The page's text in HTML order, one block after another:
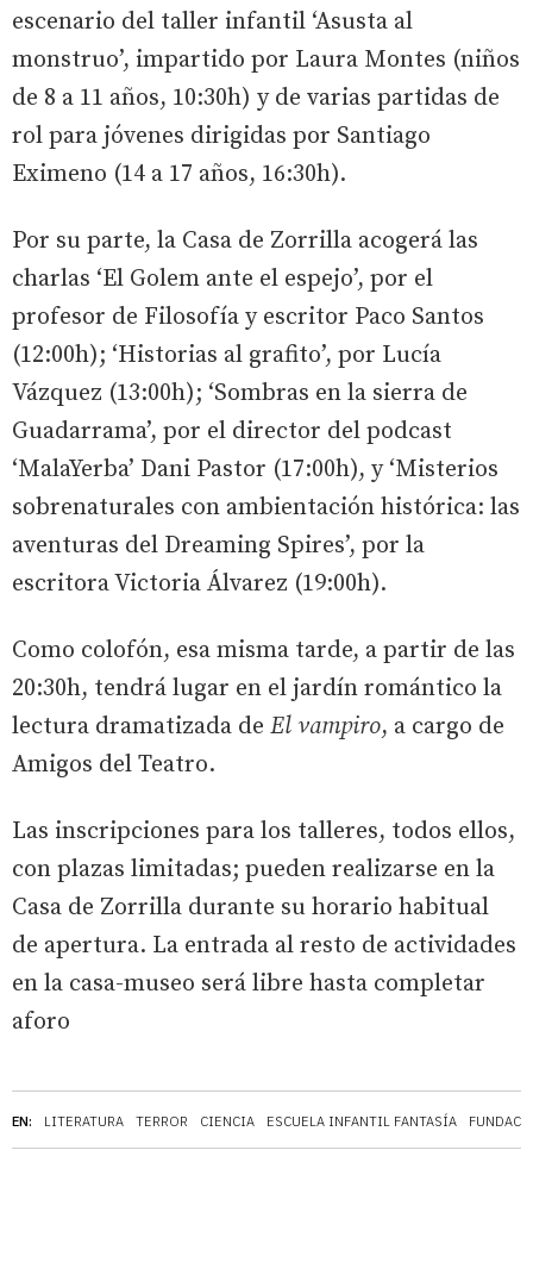
EN: LITERATURA TERROR CIENCIA ESCUELA INFANTIL FANTASÍA
escenario del taller infantil ‘Asusta al
monstruo’, impartido por Laura Montes (niños
de 8 a 11 años, 10:30h) y de varias partidas de
rol para jóvenes dirigidas por Santiago
Eximeno (14 a 17 años, 16:30h).
Por su parte, la Casa de Zorrilla acogerá las
charlas ‘El Golem ante el espejo’, por el
profesor de Filosofía y escritor Paco Santos
(12:00h); ‘Historias al grafito’, por Lucía
Vázquez (13:00h); ‘Sombras en la sierra de
Guadarrama’, por el director del podcast
‘MalaYerba’ Dani Pastor (17:00h), y ‘Misterios
sobrenaturales con ambientación histórica: las
aventuras del Dreaming Spires’, por la
escritora Victoria Álvarez (19:00h).
Como colofón, esa misma tarde, a partir de las
20:30h, tendrá lugar en el jardín romántico la
lectura dramatizada de El vampiro, a cargo de
Amigos del Teatro.
Las inscripciones para los talleres, todos ellos,
con plazas limitadas; pueden realizarse en la
Casa de Zorrilla durante su horario habitual
de apertura. La entrada al resto de actividades
en la casa-museo será libre hasta completar
aforo